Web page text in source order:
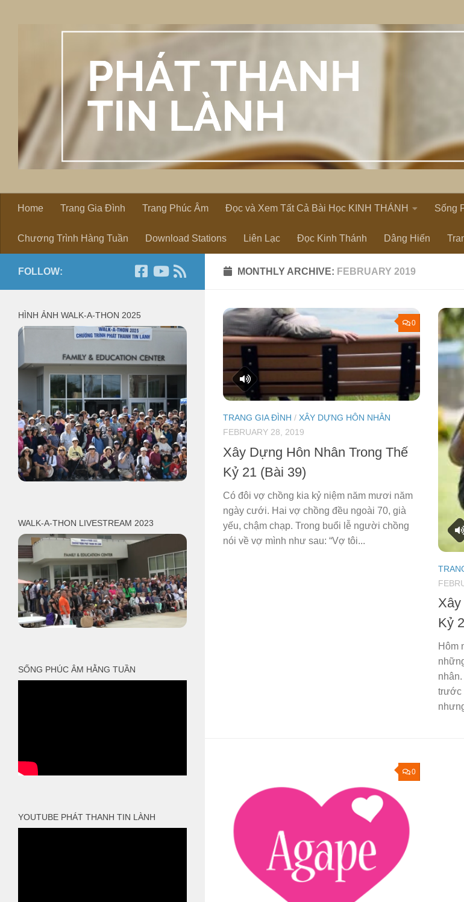
Home Trang Gia Đình Trang Phúc Âm Đọc và Xem Tất Cả Bài Học KINH THÁNH Sống
Chương Trình Hàng Tuần Download Stations Liên Lạc Đọc Kinh Thánh Dâng Hiến
MONTHLY ARCHIVE: FEBRUARY 2019
0
TRANG GIA ĐÌNH / XÂY DỰNG HÔN NHÂN
FEBRUARY 28, 2019
Xây Dựng Hôn Nhân Trong Thế
Kỷ 21 (Bài 39)
Có đôi vợ chồng kia kỷ niệm năm mươi năm
ngày cưới. Hai vợ chồng đều ngoài 70, già
yếu, chậm chạp. Trong buổi lễ người chồng
nói về vợ mình như sau: “Vợ tôi...
Xây
Kỷ
Hôm
trước
0
FOLLOW:
HÌNH ẢNH WALK-A-THON 2025
WALK-A-THON LIVESTREAM 2023
SỐNG PHÚC ÂM HẰNG TUẦN
YOUTUBE PHÁT THANH TIN LÀNH